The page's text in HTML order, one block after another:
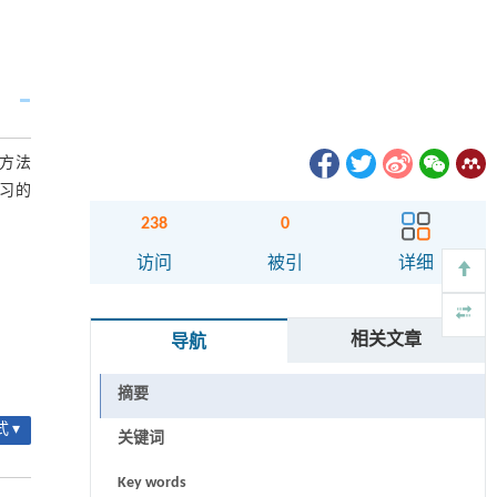
法
的
▾
238
访问
0
被引 详细
导航 相关文章
摘要
关键词
Key words